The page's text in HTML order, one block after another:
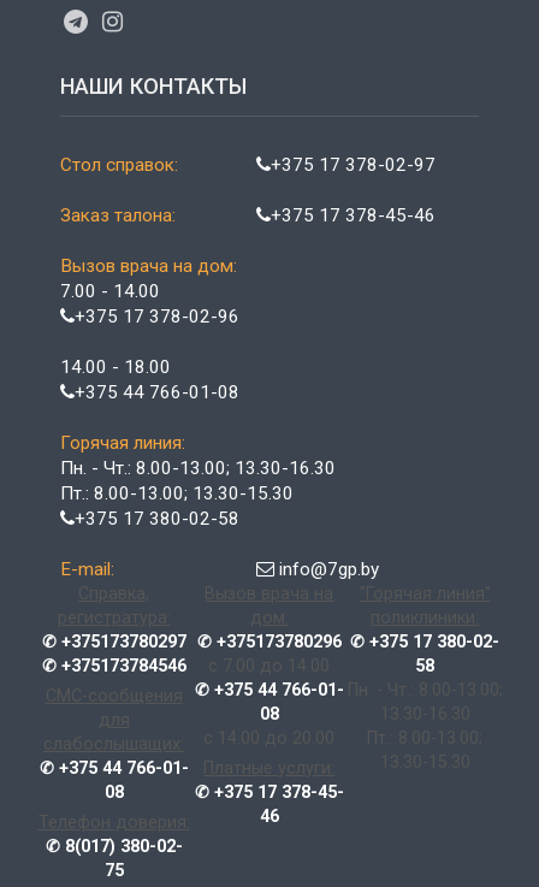
НАШИ КОНТАКТЫ
Стол справок: +375 17 378-02-97
Заказ талона: +375 17 378-45-46
Вызов врача на дом:
7.00 - 14.00
+375 17 378-02-96
14.00 - 18.00
+375 44 766-01-08
Горячая линия:
Пн. - Чт.: 8.00-13.00; 13.30-16.30
Пт.: 8.00-13.00; 13.30-15.30
+375 17 380-02-58
E-mail: info@7gp.by
Справка,
регистратура:
✆ +375173780297
✆ +375173784546
СМС-сообщения
для
слабослышащих:
✆ +375 44 766-01-
08
Телефон доверия:
✆ 8(017) 380-02-
75
Вызов врача на
дом:
✆ +375173780296
с 7.00 до 14.00
✆ +375 44 766-01-
08
с 14.00 до 20.00
Платные услуги:
✆ +375 17 378-45-
46
"Горячая линия"
поликлиники:
✆ +375 17 380-02-
58
Пн. - Чт.: 8.00-13.00;
13.30-16.30
Пт.: 8.00-13.00;
13.30-15.30